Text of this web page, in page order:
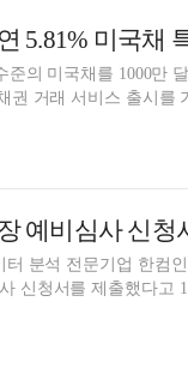
의 미국채를 1000만
권 거래 서비스 출시를
예비심사 신청
분석 전문기업 한컴
신청서를 제출했다고